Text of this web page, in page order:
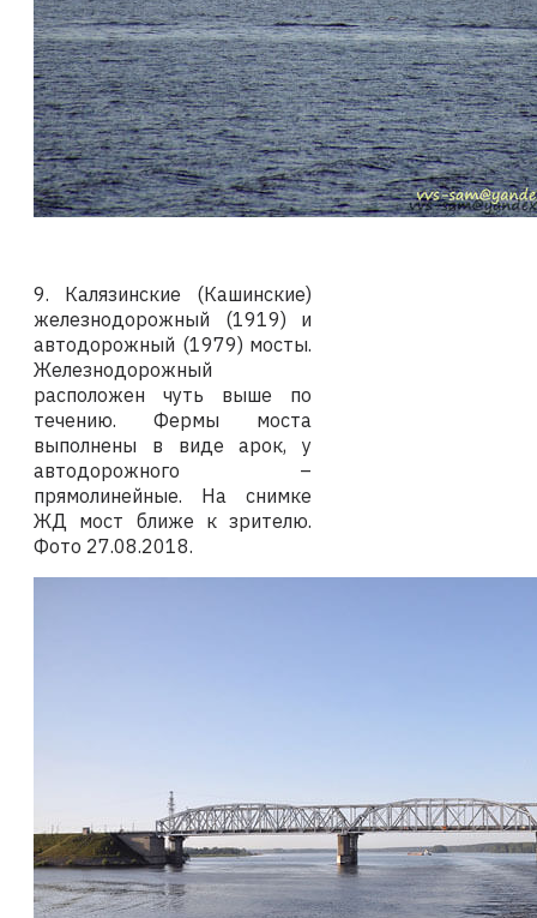
9. Калязинские (Кашинские)
железнодорожный (1919) и
автодорожный (1979) мосты.
Железнодорожный
расположен чуть выше по
течению. Фермы моста
выполнены в виде арок, у
автодорожного –
прямолинейные. На снимке
ЖД мост ближе к зрителю.
Фото 27.08.2018.